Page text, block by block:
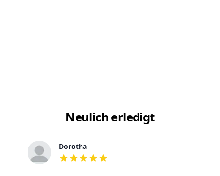
Neulich erledigt
Dorotha
out of 5 stars